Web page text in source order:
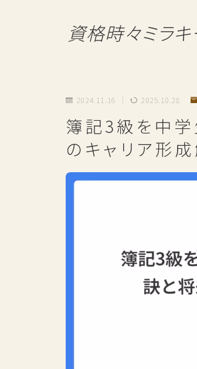
資格時々ミラキ
2024.11.16 2025.10.28
簿記3級を中学
のキャリア形成